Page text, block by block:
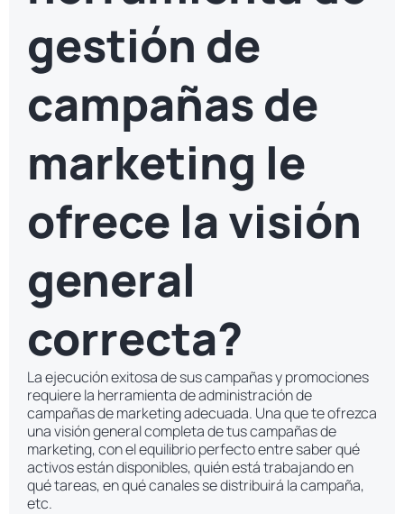
gestión de
campañas de
marketing le
ofrece la visión
general
correcta?
La ejecución exitosa de sus campañas y promociones
requiere la herramienta de administración de
campañas de marketing adecuada. Una que te ofrezca
una visión general completa de tus campañas de
marketing, con el equilibrio perfecto entre saber qué
activos están disponibles, quién está trabajando en
qué tareas, en qué canales se distribuirá la campaña,
etc.